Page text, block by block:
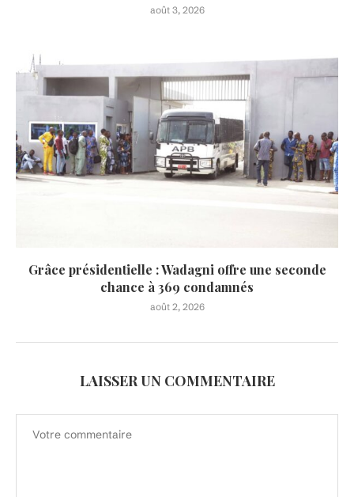
août 3, 2026
Grâce présidentielle : Wadagni offre une seconde
chance à 369 condamnés
août 2, 2026
LAISSER UN COMMENTAIRE